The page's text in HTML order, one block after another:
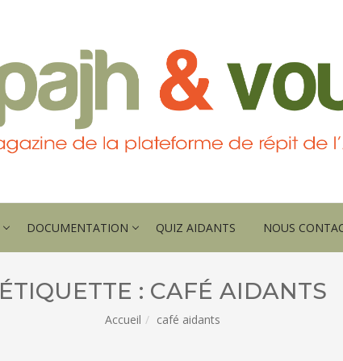
DOCUMENTATION QUIZ AIDANTS NOUS
ÉTIQUETTE : CAFÉ AIDANTS
Accueil café aidants